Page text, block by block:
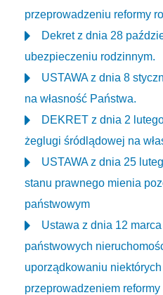
przeprowadzeniu reformy
Dekret z dnia 28
ubezpieczeniu rodzinnym.
USTAWA z dnia 8
na własność Państwa.
DEKRET z dnia 2
żeglugi śródlądowej na
USTAWA z dnia 25
stanu prawnego mienia
państwowym
Ustawa z dnia 12
państwowych
uporządkowaniu
przeprowadzeniem